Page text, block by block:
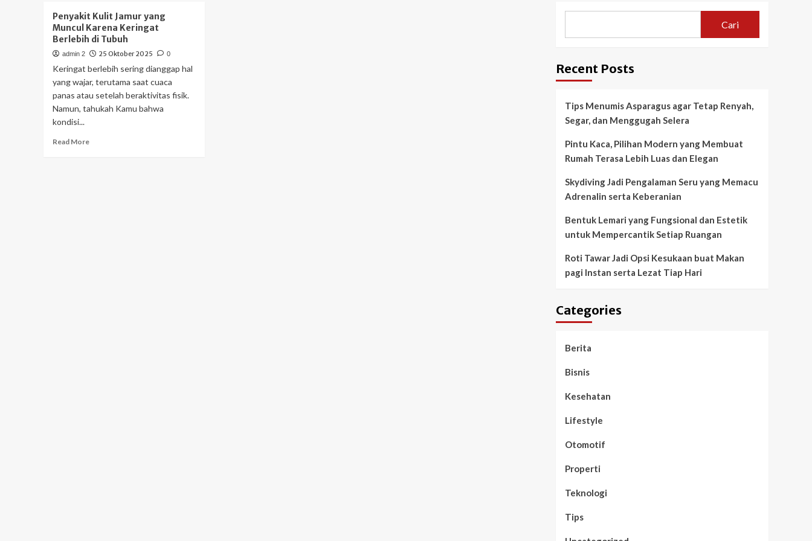
Penyakit Kulit Jamur yang
Muncul Karena Keringat
Berlebih di Tubuh
admin 2 25 Oktober 2025 0
Keringat berlebih sering dianggap hal
yang wajar, terutama saat cuaca
panas atau setelah beraktivitas fisik.
Namun, tahukah Kamu bahwa
kondisi...
Read MoreRead
Cari
Recent Posts
Tips Menumis Asparagus agar Tetap Renyah,
Segar, dan Menggugah Selera
Pintu Kaca, Pilihan Modern yang Membuat
Rumah Terasa Lebih Luas dan Elegan
Skydiving Jadi Pengalaman Seru yang Memacu
Adrenalin serta Keberanian
Bentuk Lemari yang Fungsional dan Estetik
untuk Mempercantik Setiap Ruangan
Roti Tawar Jadi Opsi Kesukaan buat Makan
pagi Instan serta Lezat Tiap Hari
Categories
Berita
Bisnis
Kesehatan
Lifestyle
Otomotif
Properti
Teknologi
Tips